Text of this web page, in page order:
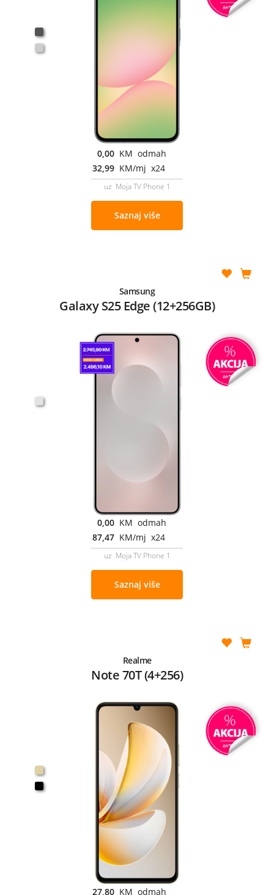
0,00 KM odmah
32,99 KM/mj x24
uz Moja TV Phone 1
Saznaj više
Samsung
Galaxy S25 Edge (12+256GB)
0,00 KM odmah
87,47 KM/mj x24
uz Moja TV Phone 1
Saznaj više
Realme
Note 70T (4+256)
27,80 KM odmah